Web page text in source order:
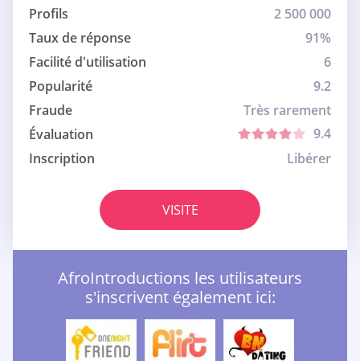
Profils
2 500 000
Taux de réponse
91%
Facilité d'utilisation
6
Popularité
9.2
Fraude
Très rarement
Évaluation
9.4
Inscription
Libérer
VISITE
AfroIntroductions les utilisateurs
s'inscrivent également ici: